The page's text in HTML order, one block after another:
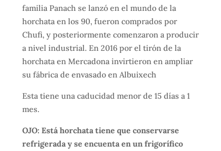
familia Panach se lanzó en el mundo de la
horchata en los 90, fueron comprados por
Chufi, y posteriormente comenzaron a producir
a nivel industrial. En 2016 por el tirón de la
horchata en Mercadona invirtieron en ampliar
su fábrica de envasado en Albuixech
Esta tiene una caducidad menor de 15 días a 1
mes.
OJO: Está horchata tiene que conservarse
refrigerada y se encuenta en un frigorífico